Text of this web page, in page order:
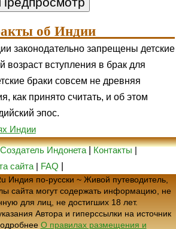
об Индии
законодательно запрещены детские
возраст вступления в брак для
браки совсем не древняя
как принято считать, и об этом
эпос.
Индии
Создатель Индонета|Контакты|
сайта | FAQ
Индия по-русски ~ Живой путеводитель,
сайта могут содержать информацию, не
для лиц, не достигших 18 лет.
Автора и гиперссылки на источник
О правилах размещения и